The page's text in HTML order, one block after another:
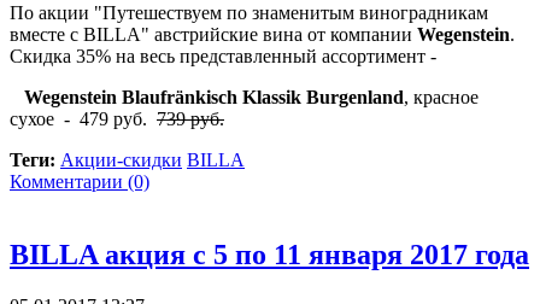
По акции "Путешествуем по знаменитым виноградникам
вместе с BILLA" австрийские вина от компании Wegenstein.
Скидка 35% на весь представленный ассортимент -
Wegenstein Blaufränkisch Klassik Burgenland, красное
сухое - 479 руб. 739 руб.
Теги: Акции-скидки BILLA
Комментарии (0)
BILLA акция с 5 по 11 января 2017 года